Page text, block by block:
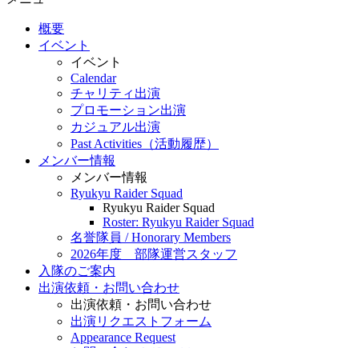
概要
イベント
イベント
Calendar
チャリティ出演
プロモーション出演
カジュアル出演
Past Activities（活動履歴）
メンバー情報
メンバー情報
Ryukyu Raider Squad
Ryukyu Raider Squad
Roster: Ryukyu Raider Squad
名誉隊員 / Honorary Members
2026年度 部隊運営スタッフ
入隊のご案内
出演依頼・お問い合わせ
出演依頼・お問い合わせ
出演リクエストフォーム
Appearance Request